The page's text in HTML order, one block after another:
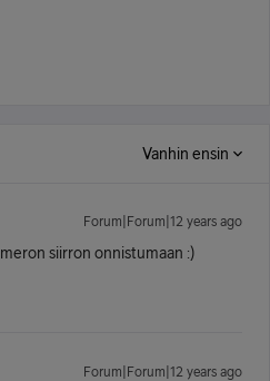
Vanhin ensin
Forum|Forum|12 years ago
siirron onnistumaan :)
Forum|Forum|12 years ago